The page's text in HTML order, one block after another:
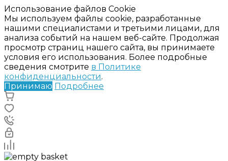
Использование файлов Cookie
Мы используем файлы cookie, разработанные
нашими специалистами и третьими лицами, для
анализа событий на нашем веб-сайте. Продолжая
просмотр страниц нашего сайта, вы принимаете
условия его использования. Более подробные
сведения смотрите в Политике
конфиденциальности.
Принимаю Подробнее